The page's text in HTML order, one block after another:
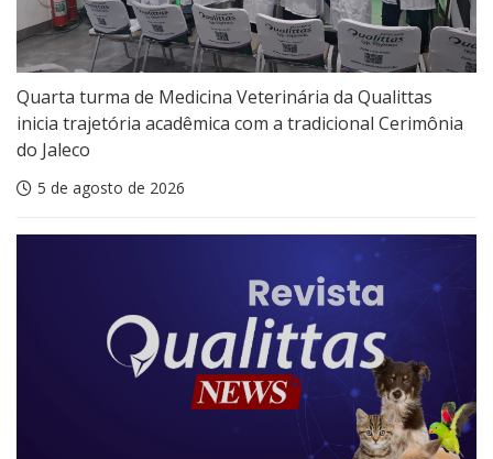
Quarta turma de Medicina Veterinária da Qualittas
inicia trajetória acadêmica com a tradicional Cerimônia
do Jaleco
5 de agosto de 2026